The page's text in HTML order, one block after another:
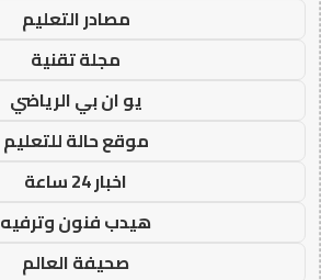
مصادر التعليم
مجلة تقنية
يو ان بي الرياضي
موقع حالة للتعليم
اخبار 24 ساعة
هيدب فنون وترفيه
صحيفة العالم